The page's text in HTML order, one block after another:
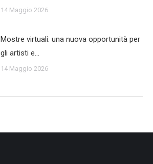
14 Maggio 2026
Mostre virtuali: una nuova opportunità per
gli artisti e…
14 Maggio 2026